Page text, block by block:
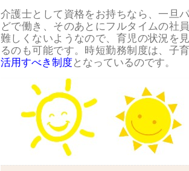
介護士として資格をお持ちなら、一旦
どで働き、そのあとにフルタイムの社
難しくないようなので、育児の状況を
るのも可能です。時短勤務制度は、子
活用すべき制度となっているのです。